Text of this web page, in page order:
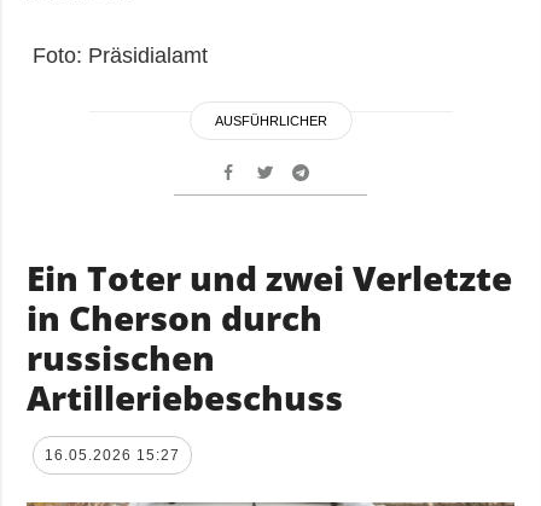
Foto: Präsidialamt
AUSFÜHRLICHER
Ein Toter und zwei Verletzte
in Cherson durch
russischen
Artilleriebeschuss
16.05.2026 15:27